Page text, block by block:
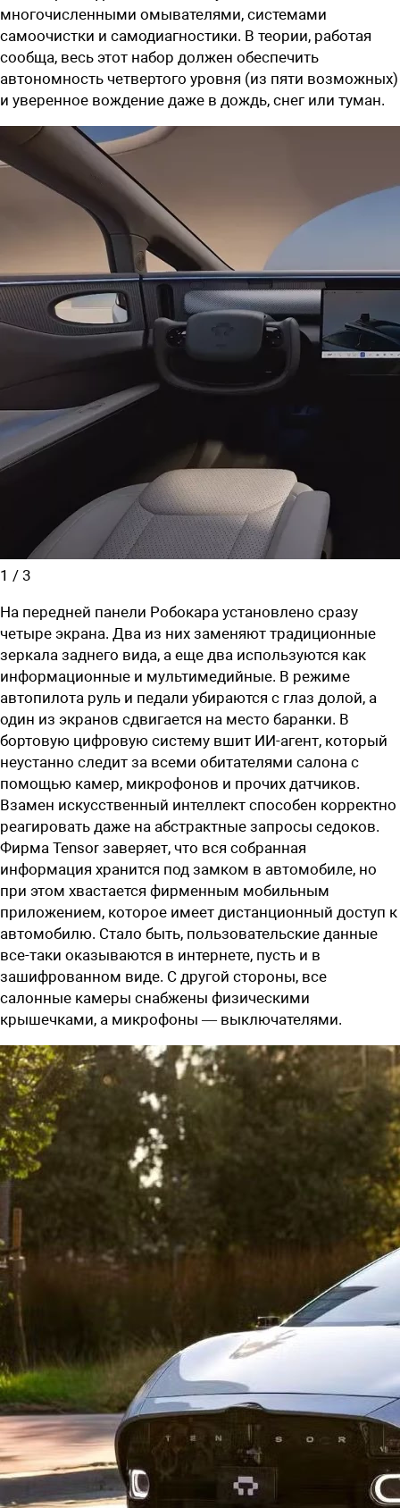
многочисленными омывателями, системами
самоочистки и самодиагностики. В теории, работая
сообща, весь этот набор должен обеспечить
автономность четвертого уровня (из пяти возможных)
и уверенное вождение даже в дождь, снег или туман.
1 / 3
На передней панели Робокара установлено сразу
четыре экрана. Два из них заменяют традиционные
зеркала заднего вида, а еще два используются как
информационные и мультимедийные. В режиме
автопилота руль и педали убираются с глаз долой, а
один из экранов сдвигается на место баранки. В
бортовую цифровую систему вшит ИИ-агент, который
неустанно следит за всеми обитателями салона с
помощью камер, микрофонов и прочих датчиков.
Взамен искусственный интеллект способен корректно
реагировать даже на абстрактные запросы седоков.
Фирма Tensor заверяет, что вся собранная
информация хранится под замком в автомобиле, но
при этом хвастается фирменным мобильным
приложением, которое имеет дистанционный доступ к
автомобилю. Стало быть, пользовательские данные
все-таки оказываются в интернете, пусть и в
зашифрованном виде. С другой стороны, все
салонные камеры снабжены физическими
крышечками, а микрофоны — выключателями.